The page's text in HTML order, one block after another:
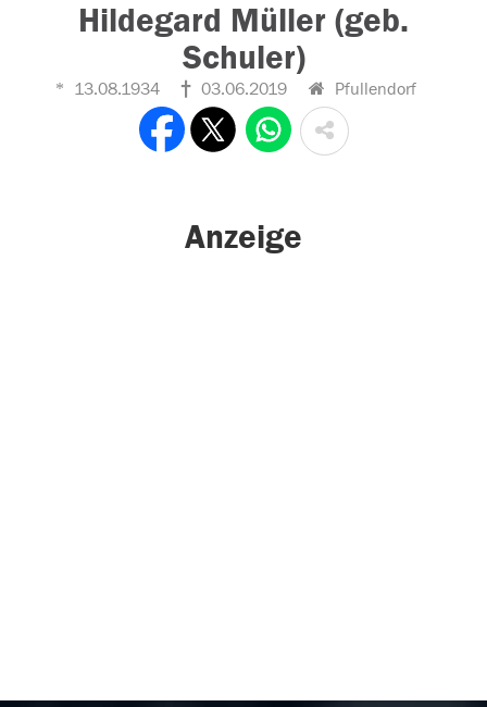
Hildegard Müller (geb.
Schuler)
13.08.1934 03.06.2019 Pfullendorf
Anzeige